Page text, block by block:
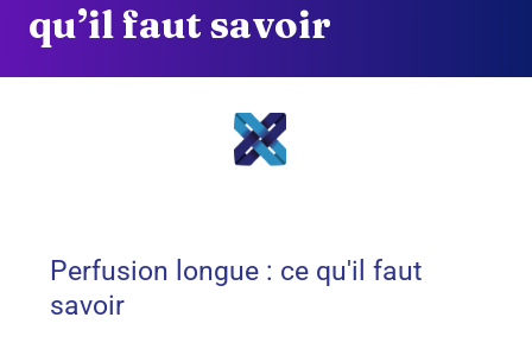
qu’il faut savoir
Perfusion longue : ce qu'il faut
savoir